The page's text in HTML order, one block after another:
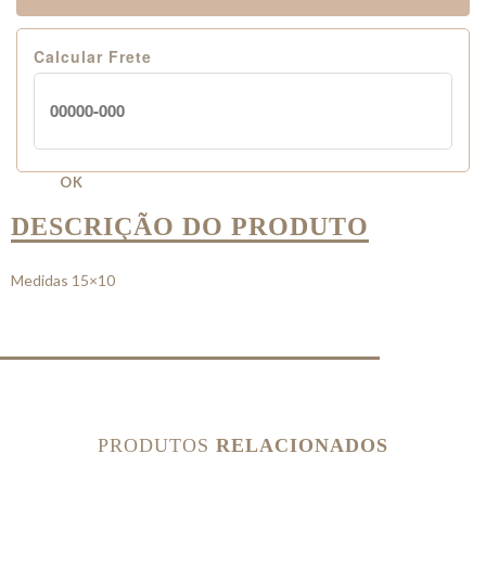
Calcular Frete
OK
DESCRIÇÃO DO PRODUTO
Medidas 15×10
PRODUTOS RELACIONADOS